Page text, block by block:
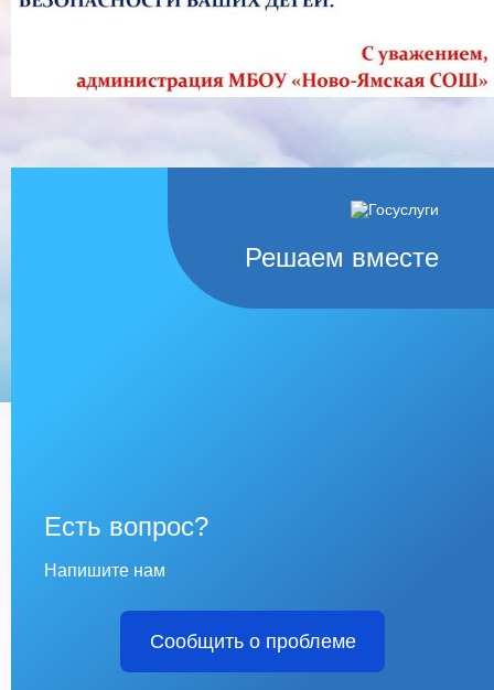
Решаем вместе
Есть вопрос?
Напишите нам
Сообщить о проблеме